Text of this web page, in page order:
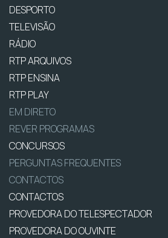
DESPORTO
TELEVISÃO
RÁDIO
RTP ARQUIVOS
RTP ENSINA
RTP PLAY
EM DIRETO
REVER PROGRAMAS
CONCURSOS
PERGUNTAS FREQUENTES
CONTACTOS
CONTACTOS
PROVEDORA DO TELESPECTADOR
PROVEDORA DO OUVINTE